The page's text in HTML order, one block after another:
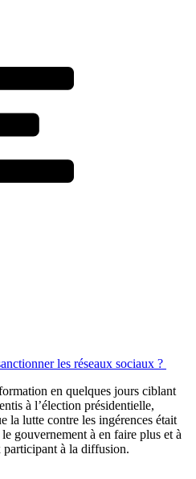
les réseaux sociaux ?
en quelques jours ciblant
à l’élection présidentielle,
la lutte contre les ingérences était
gouvernement à en faire plus et à
participant à la diffusion.